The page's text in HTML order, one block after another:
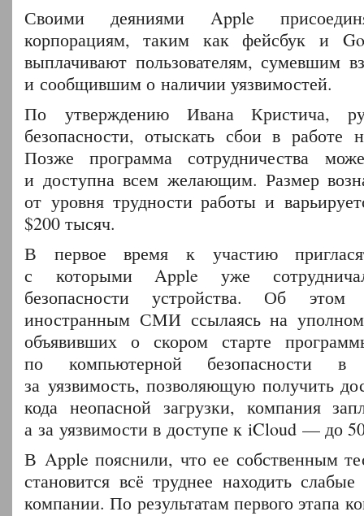
Своими деяниями Apple
корпорациям, таким как фейсбук и
выплачивают пользователям, сумевшим
и сообщившим о наличии уязвимостей.
По утверждению Ивана Кристича,
безопасности, отыскать сбои в
Позже программа сотрудничества
и доступна всем желающим. Размер
от уровня трудности работы и
$200 тысяч.
В первое время к участию
с которыми Apple уже
безопасности устройства. Об этом
иностранным СМИ ссылаясь на
объявивших о скором старте
по компьютерной безопасности в
за уязвимость, позволяющую получить
кода неопасной загрузки, компания
а за уязвимости в доступе к iCloud — до
В Apple пояснили, что ее собственным
становится всё труднее находить
компании. По результатам первого этапа